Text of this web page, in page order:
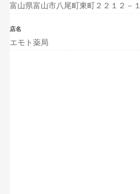
富山県富山市八尾町東町２２１２－１
店名
エモト薬局